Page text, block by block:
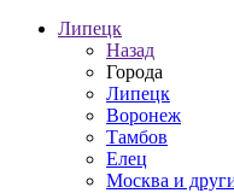
Липецк
Назад
Города
Липецк
Воронеж
Тамбов
Елец
Москва и